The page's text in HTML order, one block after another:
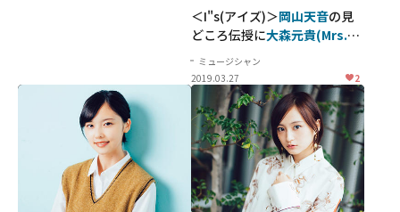
＜I"s(アイズ)＞岡山天音の見
どころ伝授に大森元貴(Mrs.
グ！(笑)」
ミュージシャン
2019.03.27
2